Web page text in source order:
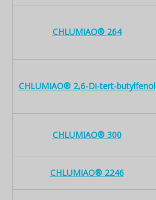
CHLUMIAO® 264
CHLUMIAO® 2,6-Di-tert-butylfenol
CHLUMIAO® 300
CHLUMIAO® 2246